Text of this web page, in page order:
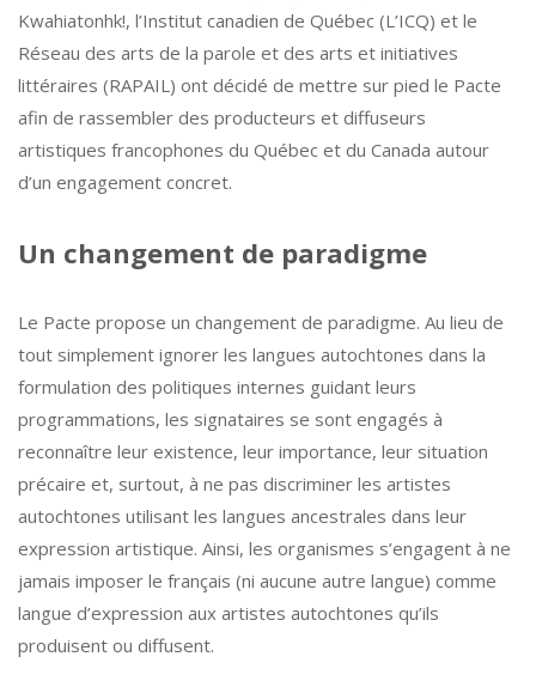
Kwahiatonhk!, l’Institut canadien de Québec (L’ICQ) et le
Réseau des arts de la parole et des arts et initiatives
littéraires (RAPAIL) ont décidé de mettre sur pied le Pacte
afin de rassembler des producteurs et diffuseurs
artistiques francophones du Québec et du Canada autour
d’un engagement concret.
Un changement de paradigme
Le Pacte propose un changement de paradigme. Au lieu de
tout simplement ignorer les langues autochtones dans la
formulation des politiques internes guidant leurs
programmations, les signataires se sont engagés à
reconnaître leur existence, leur importance, leur situation
précaire et, surtout, à ne pas discriminer les artistes
autochtones utilisant les langues ancestrales dans leur
expression artistique. Ainsi, les organismes s’engagent à ne
jamais imposer le français (ni aucune autre langue) comme
langue d’expression aux artistes autochtones qu’ils
produisent ou diffusent.